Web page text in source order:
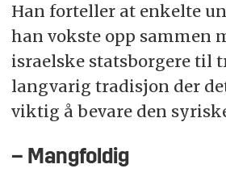
Han forteller at enkelte
han vokste opp sammen
israelske statsborgere til
langvarig tradisjon der
viktig å bevare den
– Mangfoldig